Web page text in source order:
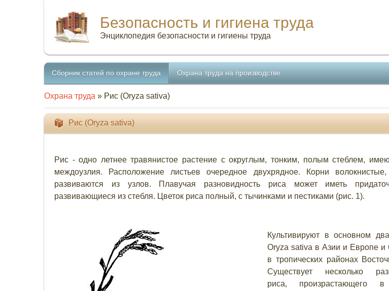
Безопасность и гигиена труда
Энциклопедия безопасности и гигиены труда
Сборник статей по охране труда Охрана труда на производстве
Охрана труда » Рис (Oryza sativa)
Рис (Oryza sativa)
Рис - одно летнее травянистое растение с округлым, тонким, полым стеблем,
междоузлия. Расположение листьев очередное двухрядное. Корни
развиваются из узлов. Плавучая разновидность риса может иметь
развивающиеся из стебля. Цветок риса полный, с тычинками и пестиками (рис. 1).
Культивируют в основном
Oryza sativa в Азии и Европе и
в тропических районах
Существует несколько
риса, произрастающего в